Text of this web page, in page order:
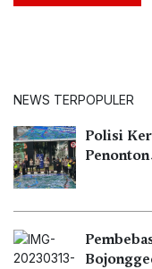
NEWS TERPOPULER
Polisi